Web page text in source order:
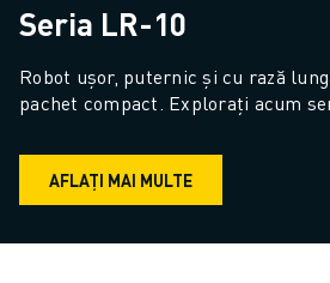
Seria LR-10
Robot ușor, puternic și cu rază
pachet compact. Explorați acum
AFLAȚI MAI MULTE